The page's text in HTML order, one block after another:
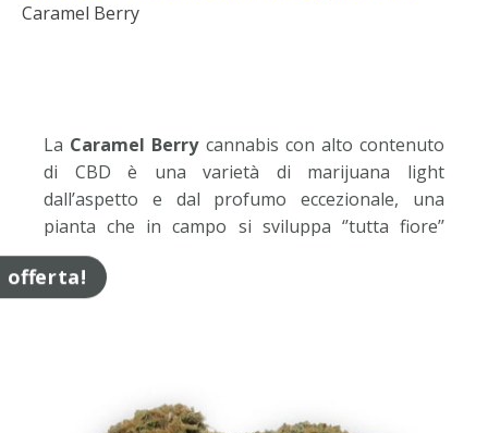
Caramel Berry
La Caramel Berry cannabis con alto contenuto
di CBD è una varietà di marijuana light
dall’aspetto e dal profumo eccezionale, una
pianta che in campo si sviluppa ‘’tutta fiore’’
infatti non raggiunge dimensioni enormi ma dà
grandi soddisfazioni come qualità di fiore.
offerta!